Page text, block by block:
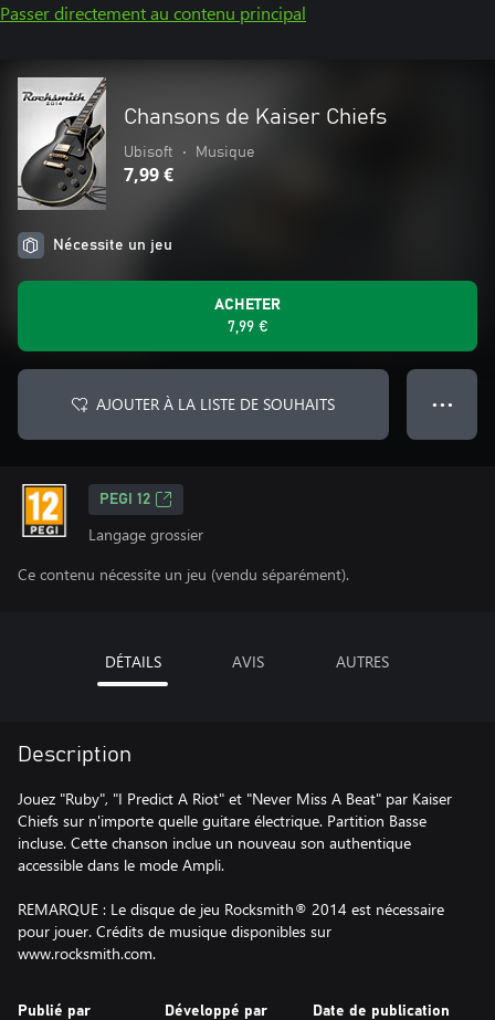
Passer directement au contenu principal
Chansons de Kaiser Chiefs
Ubisoft • Musique
7,99 €
Nécessite un jeu
ACHETER
7,99 €
AJOUTER À LA LISTE DE SOUHAITS ● ● ●
PEGI 12
Langage grossier
Ce contenu nécessite un jeu (vendu séparément).
DÉTAILS AVIS AUTRES
Description
Jouez "Ruby", "I Predict A Riot" et "Never Miss A Beat" par Kaiser
Chiefs sur n'importe quelle guitare électrique. Partition Basse
incluse. Cette chanson inclue un nouveau son authentique
accessible dans le mode Ampli.
REMARQUE : Le disque de jeu Rocksmith® 2014 est nécessaire
pour jouer. Crédits de musique disponibles sur
www.rocksmith.com.
Publié par Développé par Date de publication